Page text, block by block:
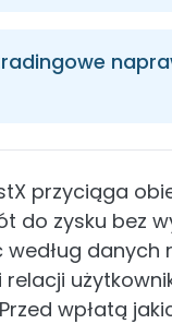
przyciąga
do zysku bez
według danych
wpłatą